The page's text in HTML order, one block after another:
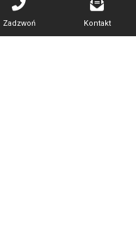
Zadzwoń Kontakt